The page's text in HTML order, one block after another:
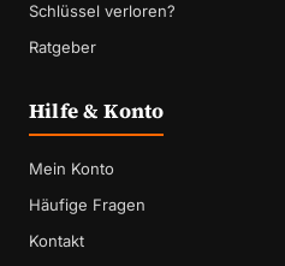
Schlüssel verloren?
Ratgeber
Hilfe & Konto
Mein Konto
Häufige Fragen
Kontakt